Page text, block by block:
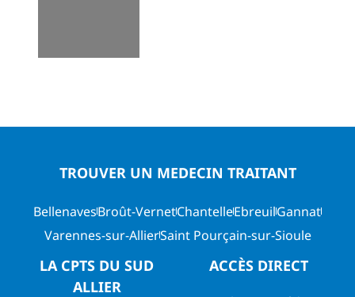
TROUVER UN MEDECIN TRAITANT
BellenavesBroût-VernetChantelleEbreuilGannat
Varennes-sur-AllierSaint Pourçain-sur-Sioule
LA CPTS DU SUD
ALLIER
ACCÈS DIRECT